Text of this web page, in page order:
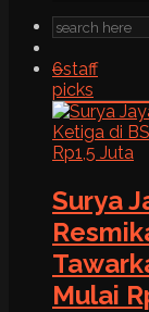
6staff
picks
Surya
Mulai